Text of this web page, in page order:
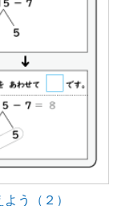
う（２）